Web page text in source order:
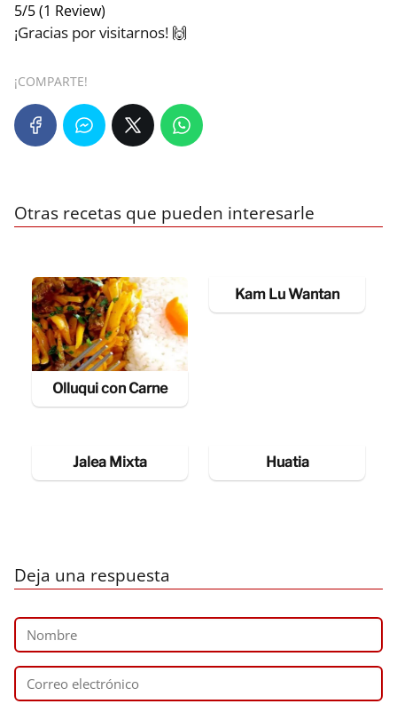
5/5(1 Review)
¡Gracias por visitarnos! 🙌
¡COMPARTE!
Otras recetas que pueden interesarle
Olluqui con Carne
Kam Lu Wantan
Jalea Mixta Huatia
Deja una respuesta